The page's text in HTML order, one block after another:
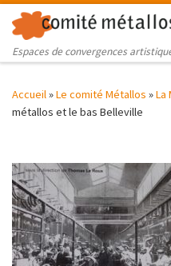
Skip to content
Espaces de convergences
Accueil»Le comité Métallos »La
métallos et le bas Belleville